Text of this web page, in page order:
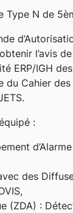
Type N de
l’avis
ERP/IGH
du Cahier des
:
des
(ZDA) :